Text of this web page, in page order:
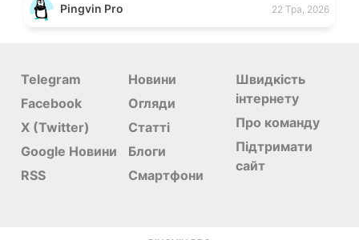
Pingvin Pro 22 Тра, 2026
Telegram
Facebook
X (Twitter)
Google Новини
RSS
Новини
Огляди
Статті
Блоги
Смартфони
Швидкість
інтернету
Про команду
Підтримати
сайт